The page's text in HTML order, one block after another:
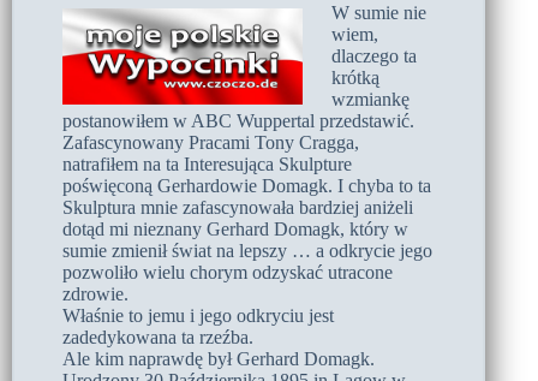
W sumie nie
wiem,
dlaczego ta
krótką
wzmiankę
postanowiłem w ABC Wuppertal przedstawić.
Zafascynowany Pracami Tony Cragga,
natrafiłem na ta Interesująca Skulpture
poświęconą Gerhardowie Domagk. I chyba to ta
Skulptura mnie zafascynowała bardziej aniżeli
dotąd mi nieznany Gerhard Domagk, który w
sumie zmienił świat na lepszy … a odkrycie jego
pozwoliło wielu chorym odzyskać utracone
zdrowie.
Właśnie to jemu i jego odkryciu jest
zadedykowana ta rzeźba.
Ale kim naprawdę był Gerhard Domagk.